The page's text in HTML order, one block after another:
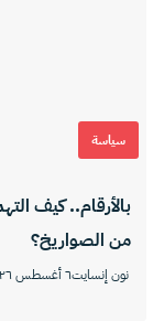
سياسة
بالأرقام.. كيف
من الصواريخ؟
نون إنسايت٦ أغسطس ٢٠٢٦